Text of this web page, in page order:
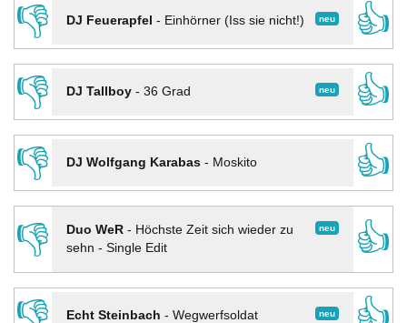
👎
neu
DJ Feuerapfel - Einhörner (Iss sie nicht!)
👍
👎
neu
DJ Tallboy- 36 Grad
👍
👎
DJ Wolfgang Karabas- Moskito
👍
👎
neu
Duo WeR- Höchste Zeit sich wieder zu
sehn - Single Edit
👍
neu
Echt Steinbach - Wegwerfsoldat